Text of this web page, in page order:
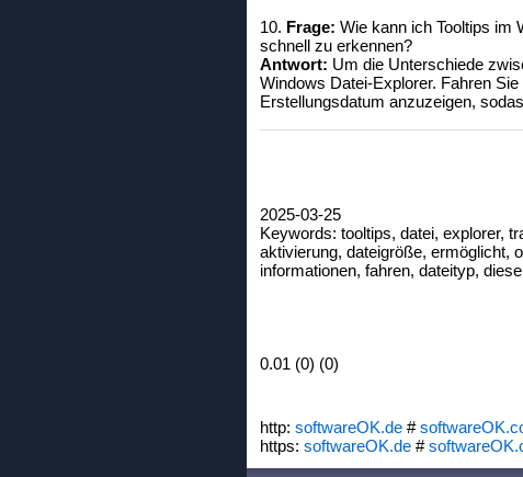
10. Frage: Wie kann ich Tooltips im
schnell zu erkennen?
Antwort: Um die Unterschiede
Windows Datei-Explorer. Fahren
Erstellungsdatum anzuzeigen,
2025-03-25
Keywords: tooltips, datei, explorer,
aktivierung, dateigröße, ermöglicht,
informationen, fahren, dateityp,
0.01 (0) (0)
http: softwareOK.de #
https: softwareOK.de #